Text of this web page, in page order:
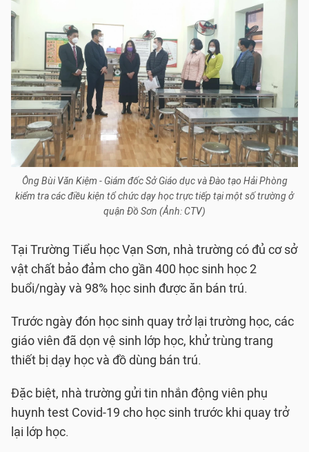
Ông Bùi Văn Kiệm - Giám đốc Sở Giáo dục và Đào tạo Hải Phòng
kiểm tra các điều kiện tổ chức dạy học trực tiếp tại một số trường ở
quận Đồ Sơn (Ảnh: CTV)
Tại Trường Tiểu học Vạn Sơn, nhà trường có đủ cơ sở
vật chất bảo đảm cho gần 400 học sinh học 2
buổi/ngày và 98% học sinh được ăn bán trú.
Trước ngày đón học sinh quay trở lại trường học, các
giáo viên đã dọn vệ sinh lớp học, khử trùng trang
thiết bị dạy học và đồ dùng bán trú.
Đặc biệt, nhà trường gửi tin nhắn động viên phụ
huynh test Covid-19 cho học sinh trước khi quay trở
lại lớp học.